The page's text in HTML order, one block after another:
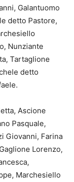
Galantuomo
detto Pastore,
Nunziante
Tartaglione
detto
Ascione
Pasquale,
Giovanni, Farina
Lorenzo,
Marchesiello